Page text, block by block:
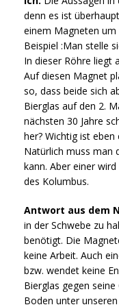
denn es ist
einem Magneten um
Beispiel :Man stelle
In dieser Röhre liegt
Auf diesen Magnet
so, dass beide sich
Bierglas auf den 2.
nächsten 30 Jahre
her? Wichtig ist
Natürlich muss man
kann. Aber einer
des Kolumbus.
Antwort aus dem
in der Schwebe zu
benötigt. Die
keine Arbeit. Auch
bzw. wendet keine
Bierglas gegen
Boden unter